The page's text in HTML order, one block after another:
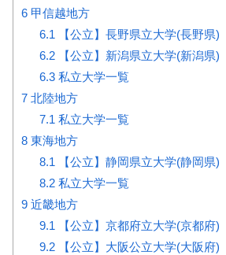
6 甲信越地方
6.1 【公立】長野県立大学(長野県)
6.2【公立】新潟県立大学(新潟県)
6.3私立大学一覧
7 北陸地方
7.1 私立大学一覧
8 東海地方
8.1 【公立】静岡県立大学(静岡県)
8.2私立大学一覧
9 近畿地方
9.1 【公立】京都府立大学(京都府)
9.2【公立】大阪公立大学(大阪府)